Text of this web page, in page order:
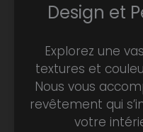
Design et
Explorez une
textures et
Nous vous
revêtement qui
votre